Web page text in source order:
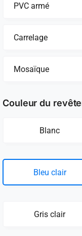
PVC armé
Carrelage
Mosaïque
Couleur du
Blanc
Bleu clair
Gris clair